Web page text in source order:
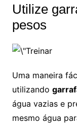
Utilize
pesos
Uma maneira
utilizando
água vazias e
mesmo água